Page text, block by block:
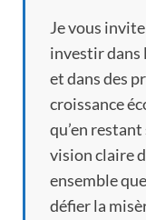
Je vous
investir dans
et dans des
croissance
qu’en
vision claire
ensemble
défier la